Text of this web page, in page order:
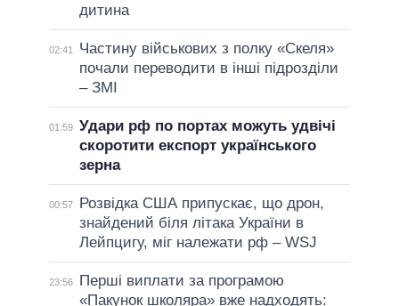
дитина
02:41
Частину військових з полку «Скеля»
почали переводити в інші підрозділи
– ЗМІ
01:59 Удари рф по портах можуть удвічі
скоротити експорт українського
зерна
00:57
Розвідка США припускає, що дрон,
знайдений біля літака України в
Лейпцигу, міг належати рф – WSJ
23:56
Перші виплати за програмою
«Пакунок школяра» вже надходять: